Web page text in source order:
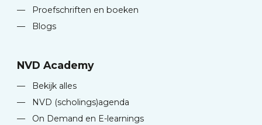
—
Proefschriften en boeken
—
Blogs
NVD Academy
—
Bekijk alles
—
NVD (scholings)agenda
—
On Demand en E-learnings